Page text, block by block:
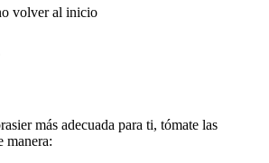
más adecuada para ti, tómate las
manera: